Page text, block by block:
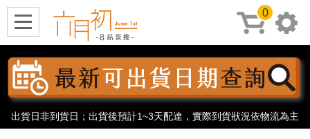
出貨日非到貨日；出貨後預計1~3天配達，實際到貨狀況依物流為主
0